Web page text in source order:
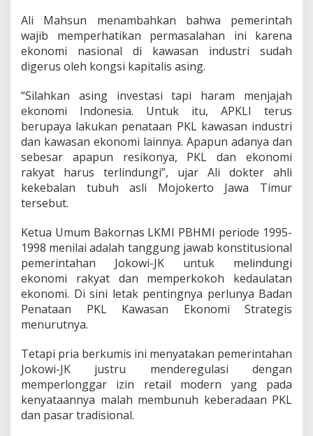
i
a
a
Ali Mahsun menambahkan bahwa pemerintah
wajib memperhatikan permasalahan ini karena
ekonomi nasional di kawasan industri sudah
digerus oleh kongsi kapitalis asing.
“Silahkan asing investasi tapi haram menjajah
ekonomi Indonesia. Untuk itu, APKLI terus
berupaya lakukan penataan PKL kawasan industri
dan kawasan ekonomi lainnya. Apapun adanya dan
sebesar apapun resikonya, PKL dan ekonomi
rakyat harus terlindungi”, ujar Ali dokter ahli
kekebalan tubuh asli Mojokerto Jawa Timur
tersebut.
Ketua Umum Bakornas LKMI PBHMI periode 1995-
1998 menilai adalah tanggung jawab konstitusional
pemerintahan Jokowi-JK untuk melindungi
ekonomi rakyat dan memperkokoh kedaulatan
ekonomi. Di sini letak pentingnya perlunya Badan
Penataan PKL Kawasan Ekonomi Strategis
menurutnya.
Tetapi pria berkumis ini menyatakan pemerintahan
Jokowi-JK justru menderegulasi dengan
memperlonggar izin retail modern yang pada
kenyataannya malah membunuh keberadaan PKL
dan pasar tradisional.